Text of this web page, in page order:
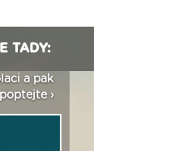
TADY:
a pak
›